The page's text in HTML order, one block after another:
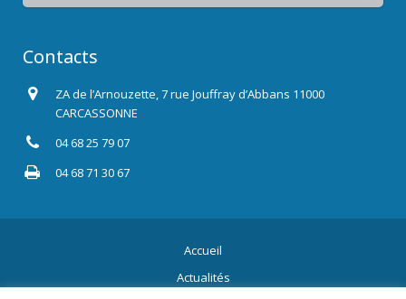
Contacts
ZA de l’Arnouzette, 7 rue Jouffray d’Abbans 11000
CARCASSONNE
04 68 25 79 07
04 68 71 30 67
Accueil
Actualités